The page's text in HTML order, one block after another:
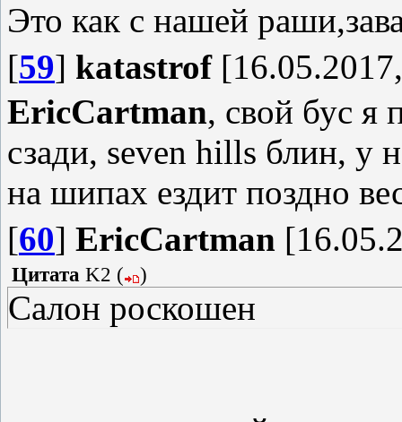
Это как с нашей
[59] katastrof
EricCartman, свой бус я
сзади, seven hills блин, у
на шипах ездит поздно
[60] EricCartman
Цитата K2 ( )
Салон роскошен